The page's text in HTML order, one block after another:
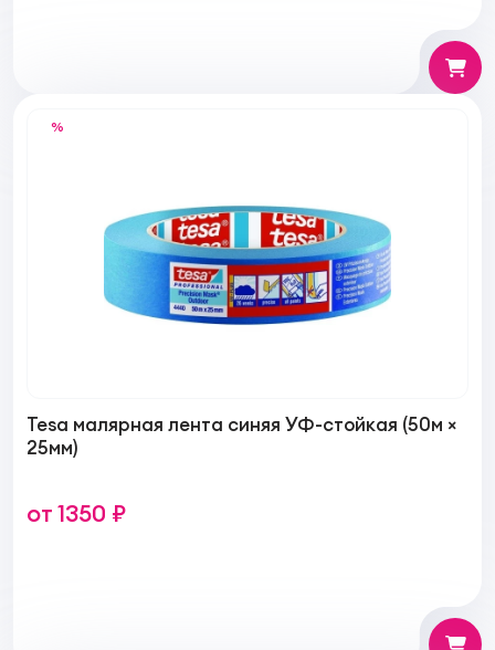
%
Tesa малярная лента синяя УФ-стойкая (50м ×
25мм)
от 1350 ₽